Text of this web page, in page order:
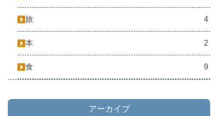
旅 4
本 2
食 9
アーカイブ